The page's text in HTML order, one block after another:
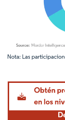
Imagen © Mordor